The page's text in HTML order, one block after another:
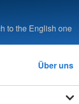
to the English one
Über uns